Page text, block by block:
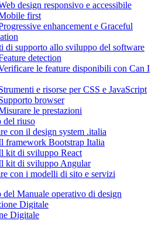
design responsivo e accessibile
first
enhancement e Graceful
di supporto allo sviluppo del software
detection
le feature disponibili con Can I
e risorse per CSS e JavaScript
browser
le prestazioni
del riuso
con il design system .italia
framework Bootstrap Italia
kit di sviluppo React
kit di sviluppo Angular
con i modelli di sito e servizi
del Manuale operativo di design
Digitale